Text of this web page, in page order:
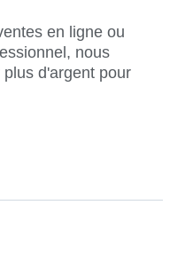
en ligne ou
nous
d'argent pour